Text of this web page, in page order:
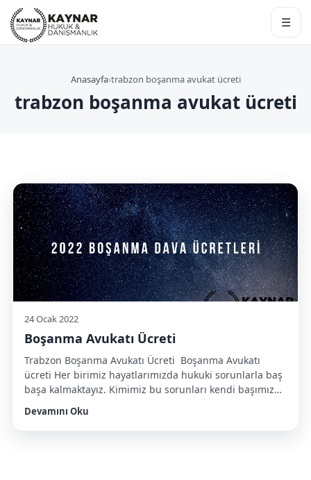
☰
Anasayfa›trabzon boşanma avukat ücreti
trabzon boşanma avukat ücreti
24 Ocak 2022
Boşanma Avukatı Ücreti
Trabzon Boşanma Avukatı Ücreti Boşanma Avukatı
ücreti Her birimiz hayatlarımızda hukuki sorunlarla baş
başa kalmaktayız. Kimimiz bu sorunları kendi başımıza
çözmeyi kimimiz ise profesyonel destek alarak
avukatlarla halletmeyi tercih etmekteyiz.
Devamını Oku